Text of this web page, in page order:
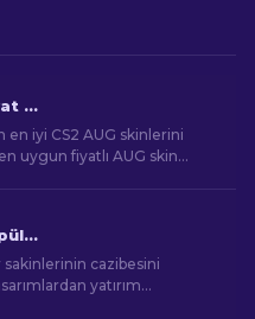
CS2'de Tüm Fiyat Aralıklarında En İyi AUG Skinleri [2026]
iyi CS2 AUG skinlerini
uygun fiyatlı AUG skin
CS2'deki En Popüler Skinler
cazibesini
yatırım